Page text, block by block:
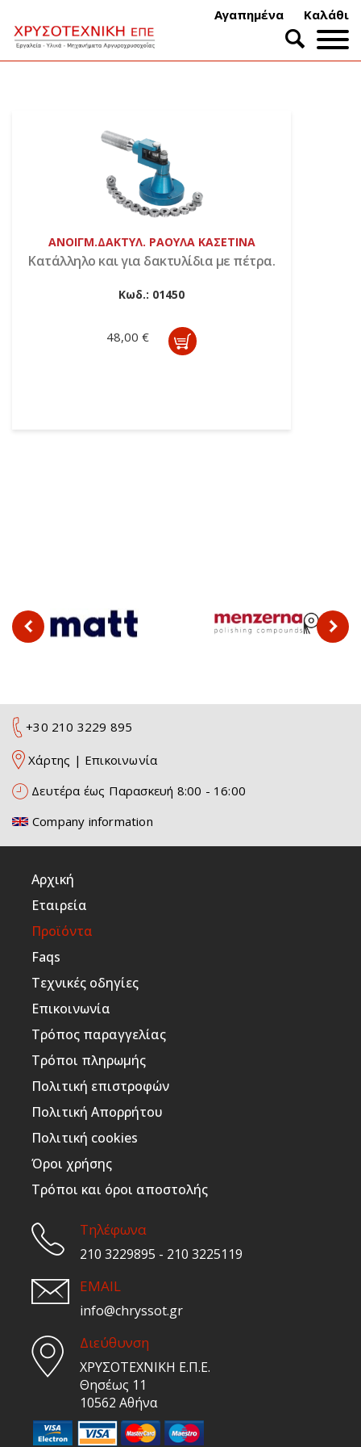
Αγαπημένα Καλάθι
ΑΝΟΙΓΜ.ΔΑΚΤΥΛ. ΡΑΟΥΛΑ ΚΑΣΕΤΙΝΑ
Κατάλληλο και για δακτυλίδια με πέτρα.
Κωδ.: 01450
48,00 €
+30 210 3229 895
Χάρτης | Επικοινωνία
Δευτέρα έως Παρασκευή 8:00 - 16:00
Company information
Αρχική
Εταιρεία
Προϊόντα
Faqs
Τεχνικές οδηγίες
Επικοινωνία
Τρόπος παραγγελίας
Τρόποι πληρωμής
Πολιτική επιστροφών
Πολιτική Απορρήτου
Πολιτική cookies
Όροι χρήσης
Τρόποι και όροι αποστολής
Τηλέφωνα
210 3229895 - 210 3225119
EMAIL
info@chryssot.gr
Διεύθυνση
ΧΡΥΣΟΤΕΧΝΙΚΗ Ε.Π.Ε.
Θησέως 11
10562 Αθήνα